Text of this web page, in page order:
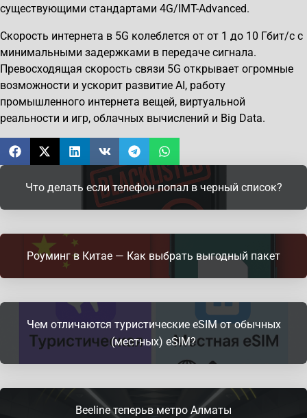
существующими стандартами 4G/IMT-Advanced.
Скорость интернета в 5G колеблется от от 1 до 10 Гбит/с с
минимальными задержками в передаче сигнала.
Превосходящая скорость связи 5G открывает огромные
возможности и ускорит развитие AI, работу
промышленного интернета вещей, виртуальной
реальности и игр, облачных вычислений и Big Data.
Что делать если телефон попал в черный список?
Роуминг в Китае — Как выбрать выгодный пакет
Чем отличаются туристические eSIM от обычных
(местных) eSIM?
Beeline теперьв метро Алматы